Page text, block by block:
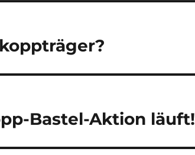
Bastel-Aktion läuft!